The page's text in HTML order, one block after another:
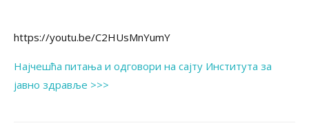
https://youtu.be/C2HUsMnYumY
Најчешћа питања и одговори на сајту Института за
јавно здравље >>>